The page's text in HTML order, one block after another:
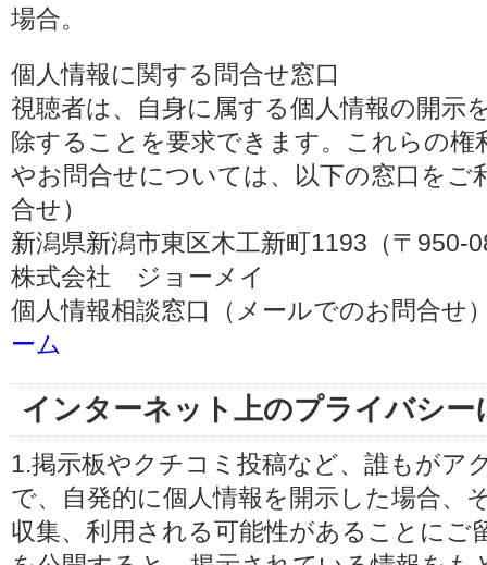
場合。
個人情報に関する問合せ窓口
視聴者は、自身に属する個人情報の開示
除することを要求できます。これらの権
やお問合せについては、以下の窓口をご
合せ）
新潟県新潟市東区木工新町1193（〒950-
株式会社 ジョーメイ
個人情報相談窓口（メールでのお問合せ
ーム
インターネット上のプライバシー
1.掲示板やクチコミ投稿など、誰もがア
で、自発的に個人情報を開示した場合、
収集、利用される可能性があることに